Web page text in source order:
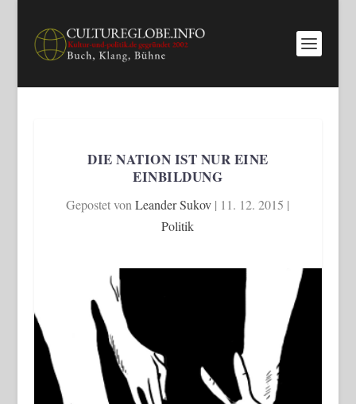
DIE NATION IST NUR EINE
EINBILDUNG
Gepostet vonLeander Sukov | 11. 12. 2015 |
Politik